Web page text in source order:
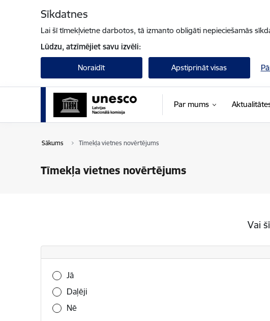
Sīkdatnes
Lai šī tīmekļvietne darbotos, tā izmanto obligāti nepieciešamās
Lūdzu, atzīmējiet savu izvēli:
Noraidīt Apstiprināt visas
Par mums
Sākums Tīmekļa vietnes novērtējums
Tīmekļa vietnes novērtējums
Vai
Vai šī informācija bija noderīga?
Jā
Daļēji
Nē